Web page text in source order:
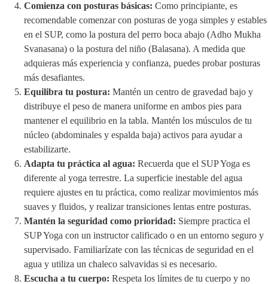
Comienza con posturas básicas: Como principiante, es
recomendable comenzar con posturas de yoga simples y estables
en el SUP, como la postura del perro boca abajo (Adho Mukha
Svanasana) o la postura del niño (Balasana). A medida que
adquieras más experiencia y confianza, puedes probar posturas
más desafiantes.
Equilibra tu postura: Mantén un centro de gravedad bajo y
distribuye el peso de manera uniforme en ambos pies para
mantener el equilibrio en la tabla. Mantén los músculos de tu
núcleo (abdominales y espalda baja) activos para ayudar a
estabilizarte.
Adapta tu práctica al agua: Recuerda que el SUP Yoga es
diferente al yoga terrestre. La superficie inestable del agua
requiere ajustes en tu práctica, como realizar movimientos más
suaves y fluidos, y realizar transiciones lentas entre posturas.
Mantén la seguridad como prioridad: Siempre practica el
SUP Yoga con un instructor calificado o en un entorno seguro y
supervisado. Familiarízate con las técnicas de seguridad en el
agua y utiliza un chaleco salvavidas si es necesario.
Escucha a tu cuerpo: Respeta los límites de tu cuerpo y no